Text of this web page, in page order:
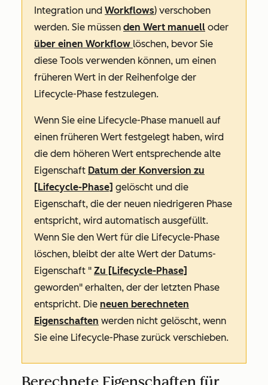
Integration und Workflows) verschoben
werden. Sie müssen den Wert manuell oder
über einen Workflow löschen, bevor Sie
diese Tools verwenden können, um einen
früheren Wert in der Reihenfolge der
Lifecycle-Phase festzulegen.
Wenn Sie eine Lifecycle-Phase manuell auf
einen früheren Wert festgelegt haben, wird
die dem höheren Wert entsprechende alte
Eigenschaft Datum der Konversion zu
[Lifecycle-Phase] gelöscht und die
Eigenschaft, die der neuen niedrigeren Phase
entspricht, wird automatisch ausgefüllt.
Wenn Sie den Wert für die Lifecycle-Phase
löschen, bleibt der alte Wert der Datums-
Eigenschaft " Zu [Lifecycle-Phase]
geworden" erhalten, der der letzten Phase
entspricht. Die neuen berechneten
Eigenschaften werden nicht gelöscht, wenn
Sie eine Lifecycle-Phase zurück verschieben.